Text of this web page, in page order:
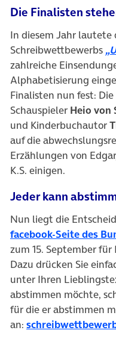
Die Finalisten
In diesem Jahr lautete
Schreibwettbewerbs
zahlreiche
Alphabetisierung
Finalisten nun fest:
Schauspieler Heio von
und Kinderbuchautor
auf die
Erzählungen von
K.S. einigen.
Jeder kann
Nun liegt die
facebook-Seite des
zum 15. September
Dazu drücken Sie
unter Ihren
abstimmen möchte,
für die er abstimmen
an: